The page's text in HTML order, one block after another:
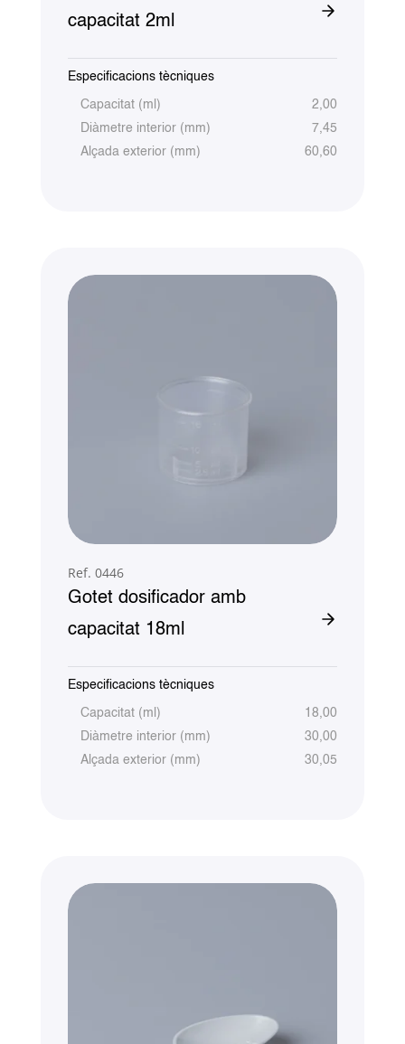
capacitat 2ml
Especificacions tècniques
Capacitat (ml)
2,00
Diàmetre interior (mm)
7,45
Alçada exterior (mm)
60,60
Ref. 0446
Gotet dosificador amb
capacitat 18ml
Especificacions tècniques
Capacitat (ml)
18,00
Diàmetre interior (mm)
30,00
Alçada exterior (mm)
30,05